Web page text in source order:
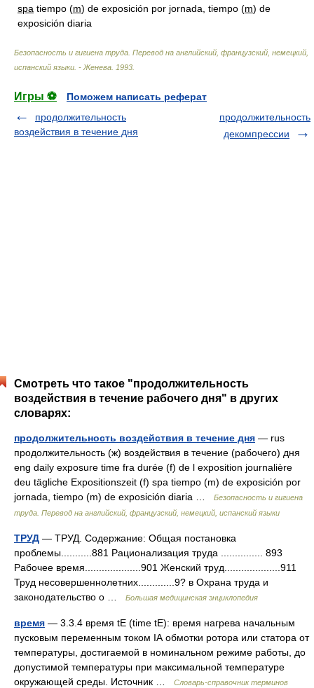
spa tiempo (m) de exposición por jornada, tiempo (m) de
exposición diaria
Безопасность и гигиена труда. Перевод на английский, французский, немецкий,
испанский языки. - Женева 1993
Игры ⚽
Поможем написать реферат
продолжительность
воздействия в течение дня
продолжительность
декомпрессии
Смотреть что такое "продолжительность
воздействия в течение рабочего дня" в других
словарях:
продолжительность воздействия в течение дня — rus
продолжительность (ж) воздействия в течение (рабочего) дня
eng daily exposure time fra durée (f) de l exposition journalière
deu tägliche Expositionszeit (f) spa tiempo (m) de exposición por
jornada, tiempo (m) de exposición diaria …
Безопасность и гигиена
труда. Перевод на английский, французский, немецкий, испанский языки
ТРУД — ТРУД. Содержание: Общая постановка
проблемы...........881 Рационализация труда ............... 893
Рабочее время....................901 Женский труд....................911
Труд несовершеннолетних.............9? в Охрана труда и
законодательство о …
Большая медицинская энциклопедия
время — 3.3.4 время tE (time tE): время нагрева начальным
пусковым переменным током IА обмотки ротора или статора от
температуры, достигаемой в номинальном режиме работы, до
допустимой температуры при максимальной температуре
окружающей среды. Источник …
Словарь-справочник терминов